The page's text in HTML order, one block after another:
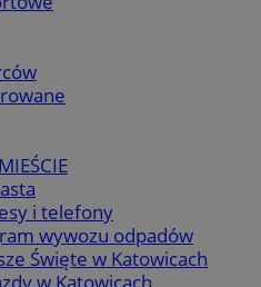
i telefony
wywozu odpadów
Święte w Katowicach